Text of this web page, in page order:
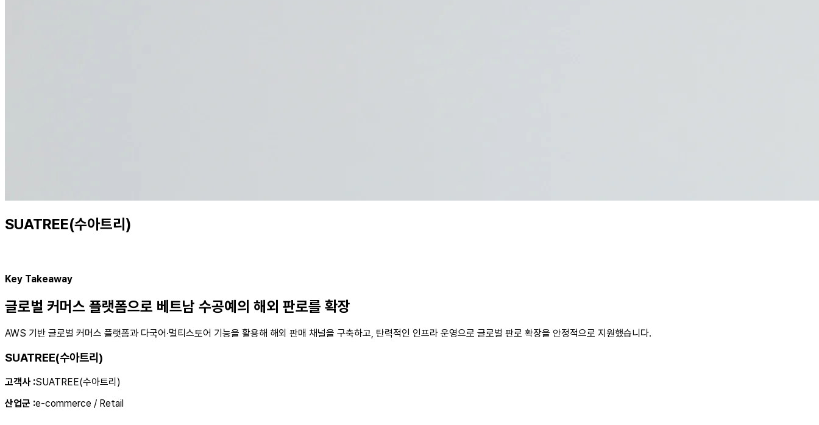
SUATREE(수아트리)
Key Takeaway
글로벌 커머스 플랫폼으로 베트남 수공예의 해외 판로를 확장
AWS 기반 글로벌 커머스 플랫폼과 다국어·멀티스토어 기능을 활용해 해외 판매 채널을 구축하고, 탄력적인 인프라 운영으로 글로벌 판로 확장을 안정적으로 지원했습니다.
SUATREE(수아트리)
고객사:SUATREE(수아트리)
산업군 :e-commerce / Retail